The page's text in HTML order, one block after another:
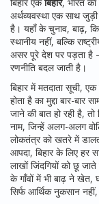
अर्थव्यवस्था एक साथ
है। यहाँ के चुनाव, बाढ़,
स्थानीय नहीं, बल्कि
असर पूरे देश पर पड़ता है
रणनीति बदल जाती है।
बिहार मेंमतदाता सूची, एक
होता है का मुद्दा बार-
जाने की बात हो रही है,
नाम, जिन्हें अलग-अलग
लोकतंत्र को खतरे में
आपदा, बिहार के लिए
लाखों जिंदगियों को छू
के गाँवों में भी बाढ़ ने खेत,
सिर्फ आर्थिक नुकसान